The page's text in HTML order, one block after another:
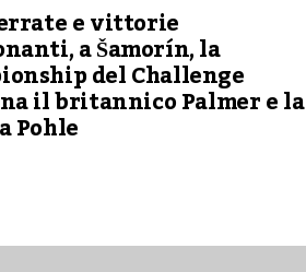
e vittorie
a Šamorín, la
del Challenge
il britannico Palmer e la
Pohle